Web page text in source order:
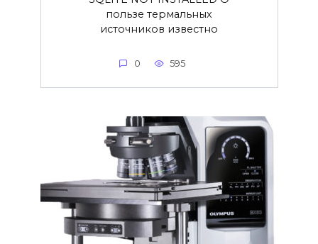
пользе термальных
источников известно
0 595